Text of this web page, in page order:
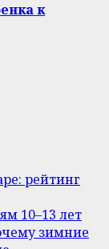
к
рейтинг
10–13 лет
зимние